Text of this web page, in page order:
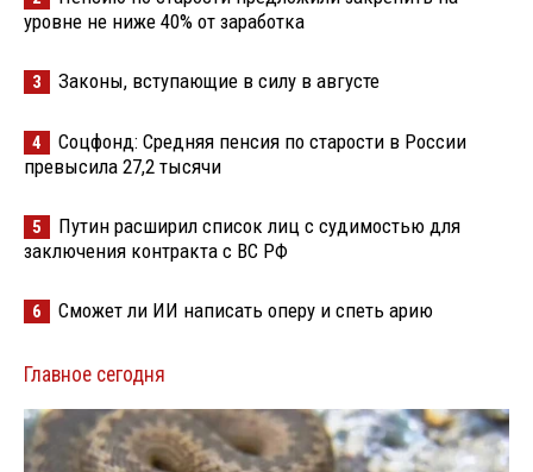
уровне не ниже 40% от заработка
3 Законы, вступающие в силу в августе
4
Соцфонд: Средняя пенсия по старости в России
превысила 27,2 тысячи
5
Путин расширил список лиц с судимостью для
заключения контракта с ВС РФ
6 Сможет ли ИИ написать оперу и спеть арию
Главное сегодня